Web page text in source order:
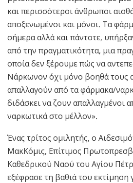
και περισσότεροι άνθρωποι
αποξενωμένοι και μόνοι. Τα
σήμερα αλλά και πάντοτε,
από την πραγματικότητα, μια
οποία δεν ξέρουμε πώς να
Νάρκωνον όχι μόνο βοηθά τους
απαλλαγούν από τα φάρμακα/
διδάσκει να ζουν απαλλαγμένοι
ναρκωτικά στο μέλλον».
Ένας τρίτος ομιλητής, ο
ΜακΚόμις, Επίτιμος
Καθεδρικού Ναού του Αγίου
εξέφρασε τη βαθιά του εκτίμηση